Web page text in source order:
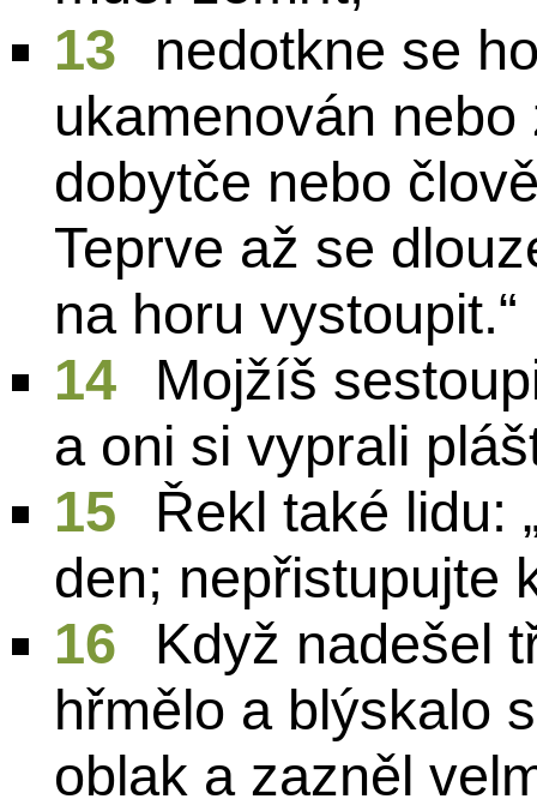
13
nedotkne se
ukamenován
dobytče nebo
Teprve až se
na horu vystoupit.“
14
Mojžíš
a oni si vyprali
15
Řekl také lidu:
den; nepřistupujte
16
Když nadešel
hřmělo a blýskalo
oblak a zazněl